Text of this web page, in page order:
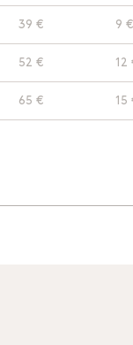
39 € 9 €
52 € 12
65 € 15